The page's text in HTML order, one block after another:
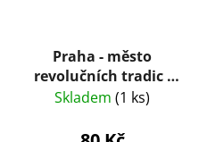
Praha - město
revolučních tradic :
Praga - gorod
tradicij = Prag - Stadt
Skladem (1 ks)